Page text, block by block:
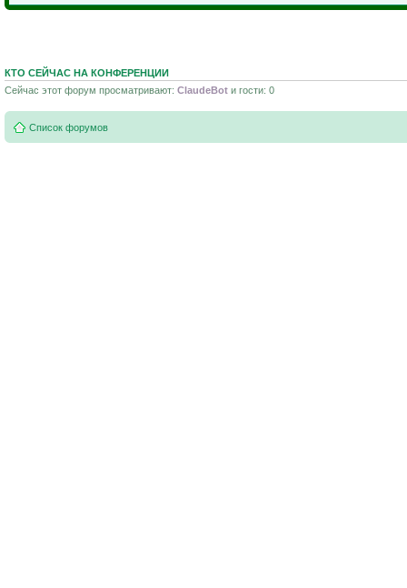
КТО СЕЙЧАС НА КОНФЕРЕНЦИИ
Сейчас этот форум просматривают: ClaudeBot и гости: 0
Список форумов